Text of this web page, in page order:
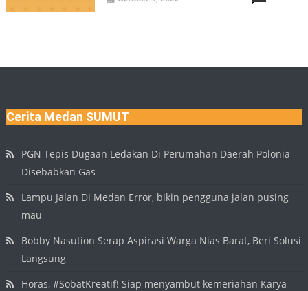
Cerita Medan SUMUT
PGN Tepis Dugaan Ledakan Di Perumahan Daerah Polonia
Disebabkan Gas
Lampu Jalan Di Medan Error, bikin pengguna jalan pusing
mau
Bobby Nasution Serap Aspirasi Warga Nias Barat, Beri Solusi
Langsung
Horas, #SobatKreatif! Siap menyambut kemeriahan Karya